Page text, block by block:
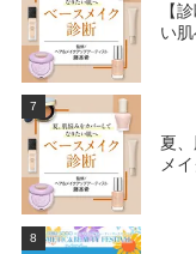
【
い
7
夏
メ
8